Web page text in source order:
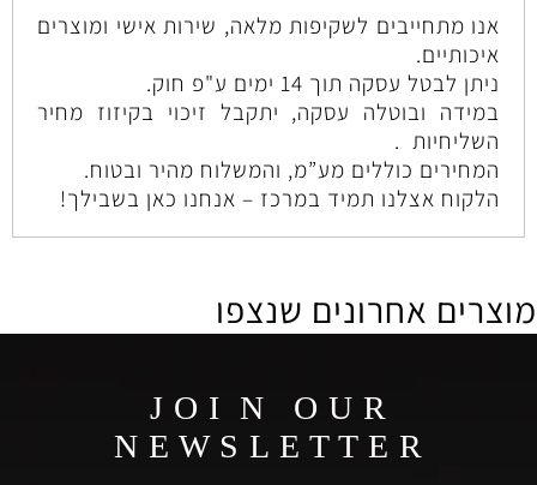
אנו מתחייבים לשקיפות מלאה, שירות אישי ומוצרים
איכותיים.
ניתן לבטל עסקה תוך 14 ימים ע"פ חוק.
במידה ובוטלה עסקה, יתקבל זיכוי בקיזוז מחיר
השליחיות .
המחירים כוללים מע”מ, והמשלוח מהיר ובטוח.
הלקוח אצלנו תמיד במרכז – אנחנו כאן בשבילך!
מוצרים אחרונים שנצפו
J O I N O U R
N E W S L E T T E R